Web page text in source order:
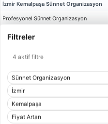
Filtreler
4 aktif filtre
Sünnet Organizasyon
İzmir
Kemalpaşa
Fiyat Artan
İzmir Kemalpaşa Sünnet Organizasyon
Profesyonel Sünnet Organizasyon
İzmir Kemalpaşa
Sünnet
animasyon, palyaço,
hizmetlerle çocuklara
karşılaştırmayı sağlar.
Sünnet